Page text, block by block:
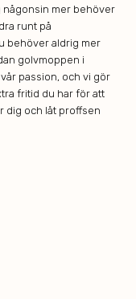
någonsin mer behöver
runt på
behöver aldrig mer
golvmoppen i
passion, och vi gör
fritid du har för att
dig och låt proffsen